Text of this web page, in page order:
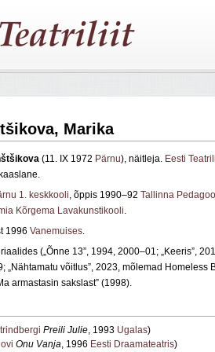
Marika
(11. IX 1972 Pärnu), näitleja. Eesti
1. keskkooli, õppis 1990–92 Tallinna
Kõrgema Lavakunstikooli.
1996 Vanemuises.
(„Õnne 13”, 1994, 2000–01; „Keeris”,
„Nähtamatu võitlus”, 2023, mõlemad
armastasin sakslast” (1998).
Preili Julie, 1993 Ugalas)
Onu Vanja, 1996 Eesti Draamateatris)